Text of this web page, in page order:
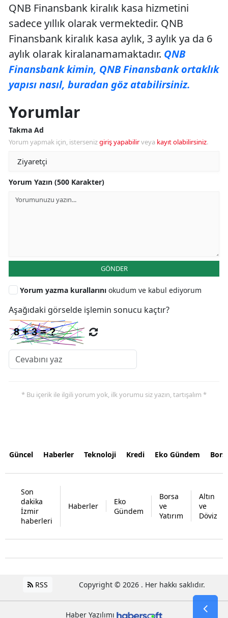
QNB Finansbank kiralık kasa hizmetini
sadece yıllık olarak vermektedir. QNB
Finansbank kiralık kasa aylık, 3 aylık ya da 6
aylık olarak kiralanamamaktadır. QNB
Finansbank kimin, QNB Finansbank ortaklık
yapısı nasıl, buradan göz atabilirsiniz.
Yorumlar
Takma Ad
Yorum yapmak için, istersenizgiriş yapabilirveya kayıt olabilirsiniz.
Yorum Yazın (500 Karakter)
GÖNDER
Yorum yazma kurallarını okudum ve kabul ediyorum
Aşağıdaki görselde işlemin sonucu kaçtır?
* Bu içerik ile ilgili yorum yok, ilk yorumu siz yazın, tartışalım *
Güncel Haberler Teknoloji Kredi Eko Gündem
Son
dakika
İzmir
haberleri
Haberler
Eko
Gündem
Borsa
ve
Yatırım
Altın
ve
Döviz
RSS Copyright © 2026 . Her hakkı saklıdır.
Haber Yazılımı